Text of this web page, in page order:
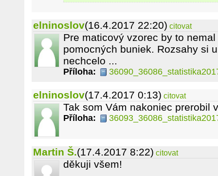
elninoslov(16.4.2017 22:20) citovat
Pre maticový vzorec by to
pomocných buniek. Rozsahy si
nechcelo ...
Příloha:
elninoslov(17.4.2017 0:13) citovat
Tak som Vám nakoniec prerobil
Příloha:
Martin Š.(17.4.2017 8:22) citovat
děkuji všem!